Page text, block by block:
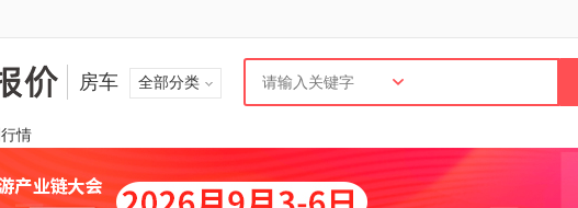
房车 全部分类
情